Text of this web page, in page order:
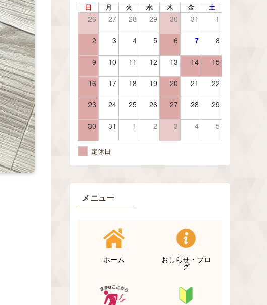
日 月 火 水 木 金 土
26 27 28 29 30 31 1
2 3 4 5 6 7 8
9 10 11 12 13 14 15
16 17 18 19 20 21 22
23 24 25 26 27 28 29
30 31 1 2 3 4 5
定休日
メニュー
ホーム
おしらせ・ブロ
グ